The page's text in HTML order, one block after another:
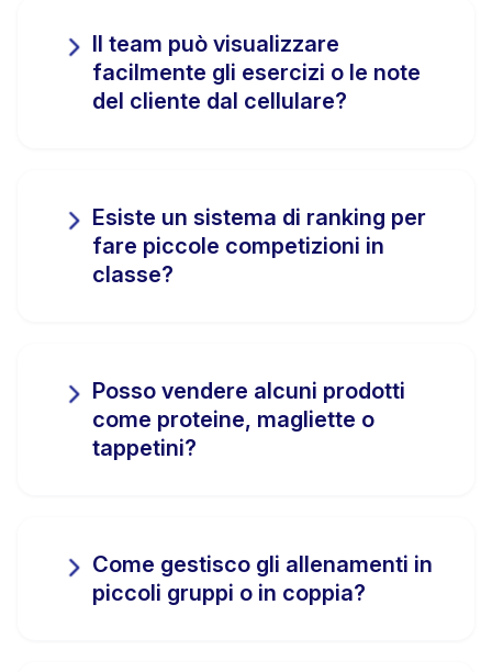
Il team può visualizzare
facilmente gli esercizi o le note
del cliente dal cellulare?
Esiste un sistema di ranking per
fare piccole competizioni in
classe?
Posso vendere alcuni prodotti
come proteine, magliette o
tappetini?
Come gestisco gli allenamenti in
piccoli gruppi o in coppia?